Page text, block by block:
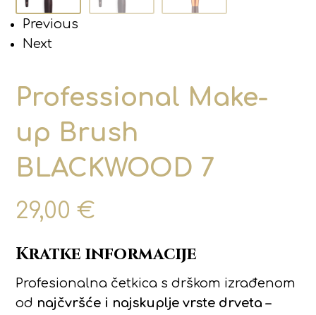
Previous
Next
Professional Make-
up Brush
BLACKWOOD 7
29,00€
Kratke informacije
Profesionalna četkica s drškom izrađenom
od najčvršće i najskuplje vrste drveta –